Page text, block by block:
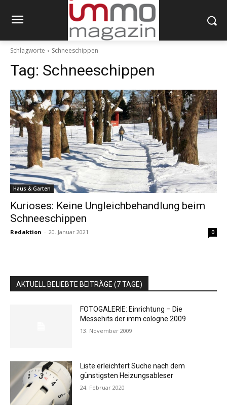
Schlagworte Schneeschippen
Tag: Schneeschippen
Haus & Garten
Kurioses: Keine Ungleichbehandlung beim
Schneeschippen
Redaktion - 20. Januar 2021 0
AKTUELL BELIEBTE BEITRÄGE (7 TAGE)
FOTOGALERIE: Einrichtung – Die
Messehits der imm cologne 2009
13. November 2009
Liste erleichtert Suche nach dem
günstigsten Heizungsableser
24. Februar 2020